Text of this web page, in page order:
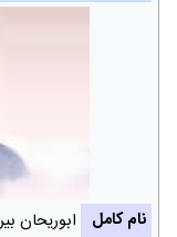
نام کامل
ابوریحان